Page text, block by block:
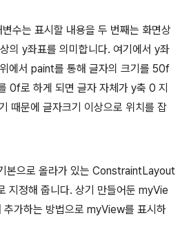
수는 표시할 내용을 두 번째는 화면상
의 y좌표를 의미합니다. 여기에서 y좌
에서 paint를 통해 글자의 크기를 50f
0f로 하게 되면 글자 자체가 y축 0 지
때문에 글자크기 이상으로 위치를 잡
본으로 올라가 있는 ConstraintLayout
지정해 줍니다. 상기 만들어둔 myVie
가하는 방법으로 myView를 표시하